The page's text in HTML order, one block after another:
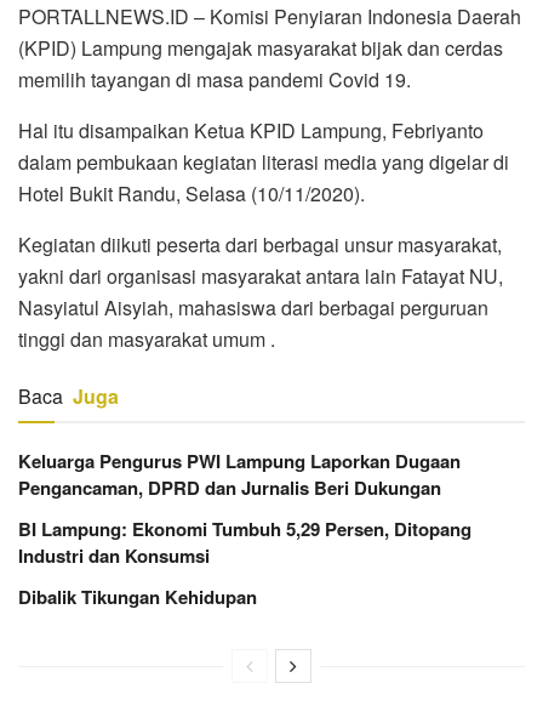
PORTALLNEWS.ID – Komisi Penyiaran Indonesia Daerah
(KPID) Lampung mengajak masyarakat bijak dan cerdas
memilih tayangan di masa pandemi Covid 19.
Hal itu disampaikan Ketua KPID Lampung, Febriyanto
dalam pembukaan kegiatan literasi media yang digelar di
Hotel Bukit Randu, Selasa (10/11/2020).
Kegiatan diikuti peserta dari berbagai unsur masyarakat,
yakni dari organisasi masyarakat antara lain Fatayat NU,
Nasyiatul Aisyiah, mahasiswa dari berbagai perguruan
tinggi dan masyarakat umum .
Baca Juga
Keluarga Pengurus PWI Lampung Laporkan Dugaan
Pengancaman, DPRD dan Jurnalis Beri Dukungan
BI Lampung: Ekonomi Tumbuh 5,29 Persen, Ditopang
Industri dan Konsumsi
Dibalik Tikungan Kehidupan